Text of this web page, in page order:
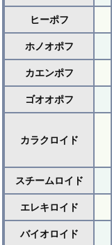
ヒーポフ
ホノオポフ
カエンポフ
ゴオオポフ
カラクロイド
スチームロイド
エレキロイド
バイオロイド